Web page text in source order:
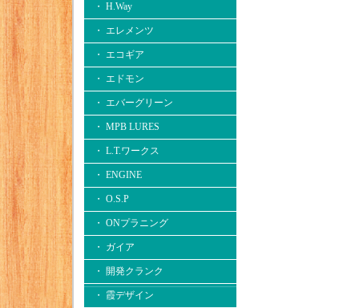
・ H.Way
・ エレメンツ
・ エコギア
・ エドモン
・ エバーグリーン
・ MPB LURES
・ L.T.ワークス
・ ENGINE
・ O.S.P
・ ONプラニング
・ ガイア
・ 開発クランク
・ 霞デザイン